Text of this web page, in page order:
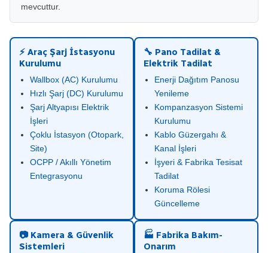
mevcuttur.
⚡ Araç Şarj İstasyonu
Kurulumu
Wallbox (AC) Kurulumu
Hızlı Şarj (DC) Kurulumu
Şarj Altyapısı Elektrik
İşleri
Çoklu İstasyon (Otopark,
Site)
OCPP / Akıllı Yönetim
Entegrasyonu
🔧 Pano Tadilat &
Elektrik Tadilat
Enerji Dağıtım Panosu
Yenileme
Kompanzasyon Sistemi
Kurulumu
Kablo Güzergahı &
Kanal İşleri
İşyeri & Fabrika Tesisat
Tadilat
Koruma Rölesi
Güncelleme
📷 Kamera & Güvenlik
Sistemleri
🏭 Fabrika Bakım-
Onarım